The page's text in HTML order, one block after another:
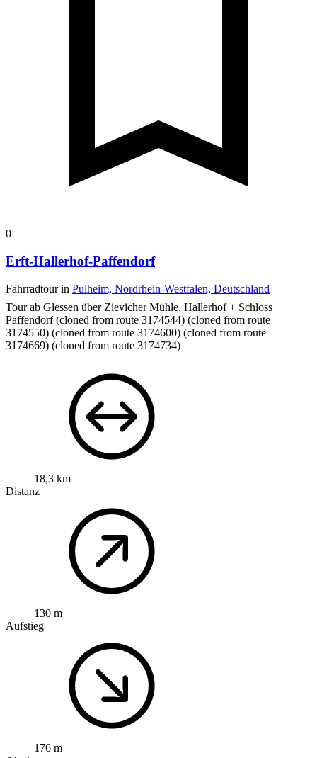
0
Erft-Hallerhof-Paffendorf
Fahrradtour in Pulheim, Nordrhein-Westfalen, Deutschland
Tour ab Glessen über Zievicher Mühle, Hallerhof + Schloss
Paffendorf (cloned from route 3174544) (cloned from route
3174550) (cloned from route 3174600) (cloned from route
3174669) (cloned from route 3174734)
18,3 km
Distanz
130 m
Aufstieg
176 m